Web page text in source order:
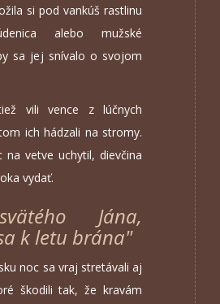
si pod vankúš rastlinu
alebo mužské
sa jej snívalo o svojom
vili vence z lúčnych
ich hádzali na stromy.
na vetve uchytil, dievčina
vydať.
Jána,
k letu brána"
noc sa vraj stretávali aj
škodili tak, že kravám